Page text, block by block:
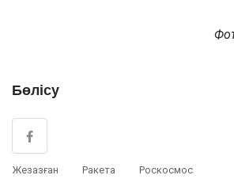
Бөлісу
Жезқазған Ракета Роскосмос